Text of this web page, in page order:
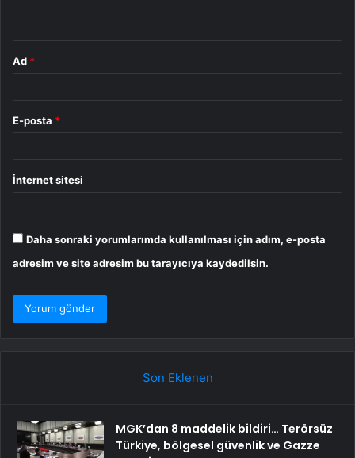
Ad *
E-posta *
İnternet sitesi
Daha sonraki yorumlarımda kullanılması için adım, e-posta
adresim ve site adresim bu tarayıcıya kaydedilsin.
Son Eklenen
MGK’dan 8 maddelik bildiri… Terörsüz
Türkiye, bölgesel güvenlik ve Gazze